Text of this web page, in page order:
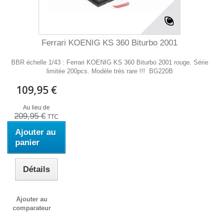
Ferrari KOENIG KS 360 Biturbo 2001
BBR échelle 1/43 : Ferrari KOENIG KS 360 Biturbo 2001 rouge. Série
limitée 200pcs. Modèle très rare !!! BG220B
109,95 €
Au lieu de
209,95 € TTC
Ajouter au
panier
Détails
Ajouter au
comparateur